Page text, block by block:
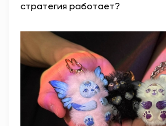
стратегия работает?